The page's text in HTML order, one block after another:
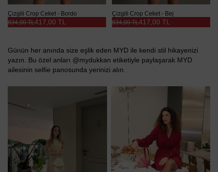
Çizgili Crop Ceket - Bordo
417,00 TL
834,00 TL
Çizgili Crop Ceket - Bej
417,00 TL
834,00 TL
Günün her anında size eşlik eden MYD ile kendi stil hikayenizi
yazın. Bu özel anları @mydukkan etiketiyle paylaşarak MYD
ailesinin selfie panosunda yerinizi alın.